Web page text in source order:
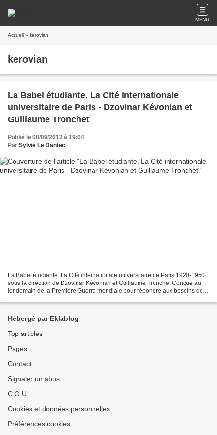
MENU
Accueil » kerovian
kerovian
La Babel étudiante. La Cité internationale
universitaire de Paris - Dzovinar Kévonian et
Guillaume Tronchet
Publié le 08/09/2013 à 19:04
Par Sylvie Le Dantec
La Babel étudiante. La Cité internationale universitaire de Paris 1920-1950
sous la direction de Dzovinar Kévonian et Guillaume Tronchet Conçue au
lendemain de la Première Guerre mondiale pour répondre aux besoins de
Hébergé par Eklablog
Top articles
Pages
Contact
Signaler un abus
C.G.U.
Cookies et données personnelles
Préférences cookies